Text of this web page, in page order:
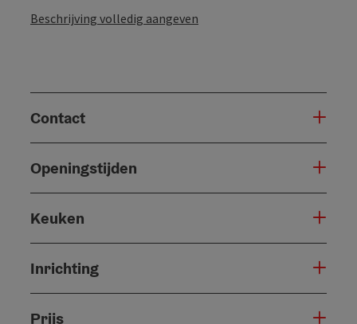
Beschrijving volledig aangeven
Contact
Openingstijden
Keuken
Inrichting
Prijs